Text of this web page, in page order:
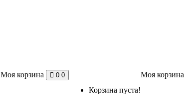
Моя корзина
Моя корзина 0 0
Корзина пуста!